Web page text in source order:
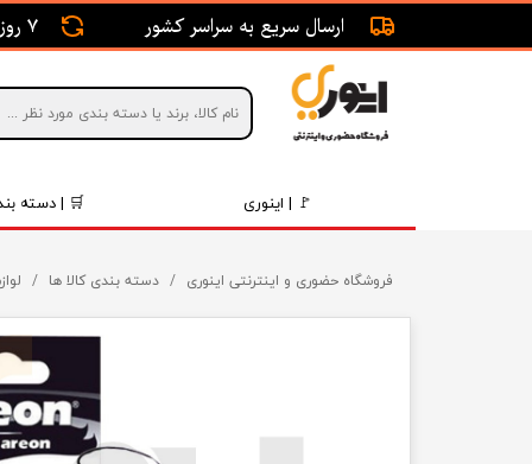
🚩 | اینوری 🛒 | دسته
موتور
برقی و
رینگ و
ارسال سریع به سراسر کشور 7 روز ضمانت بازگشت
فروشگاه حضوری و اینترنتی اینوری دسته بندی کالا ها